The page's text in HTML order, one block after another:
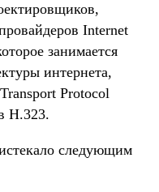
Internet
занимается
интернета,
Protocol
Н.323.
следующим